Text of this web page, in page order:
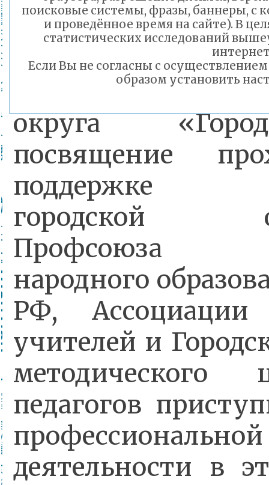
отделом
комитета
администрации
округа
посвящение
поддержке
городской
Профсоюза
народного
РФ, Ассоциации
учителей и
методического
педагогов
профессиональной
деятельности в
поисковые системы, фразы, баннеры, с
и проведённое время на сайте). В
статистических исследований
Если Вы не согласны с
образом установить